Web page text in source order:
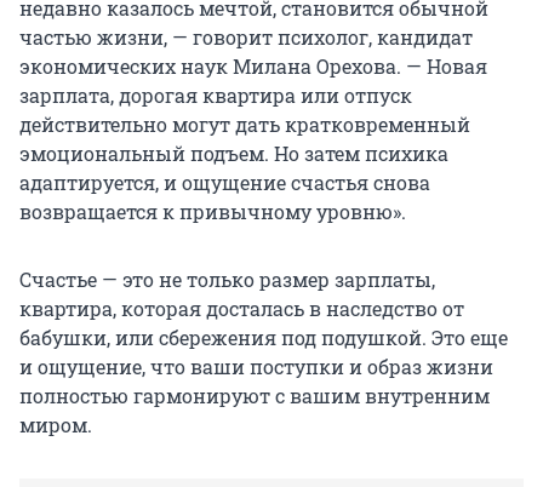
недавно казалось мечтой, становится обычной
частью жизни, — говорит психолог, кандидат
экономических наук Милана Орехова. — Новая
зарплата, дорогая квартира или отпуск
действительно могут дать кратковременный
эмоциональный подъем. Но затем психика
адаптируется, и ощущение счастья снова
возвращается к привычному уровню».
Счастье — это не только размер зарплаты,
квартира, которая досталась в наследство от
бабушки, или сбережения под подушкой. Это еще
и ощущение, что ваши поступки и образ жизни
полностью гармонируют с вашим внутренним
миром.